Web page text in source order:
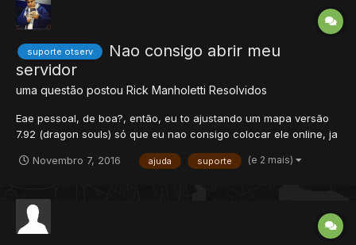
suporte otserv
Nao consigo abrir meu
servidor
uma questão postou Rick Manholetti Resolvidos
Eae pessoal, de boa?, então, eu to ajustando um mapa versão
7.92 (dragon souls) só que eu nao consigo colocar ele online, ja
firewall, ja instalei o DUC do no-ip, ja fiz um host la, e mesmo
Novembro 7, 2016 ajuda suporte (e 2 mais)